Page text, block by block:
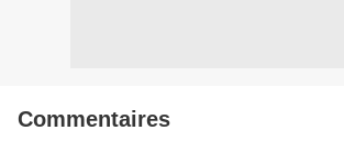
Commentaires